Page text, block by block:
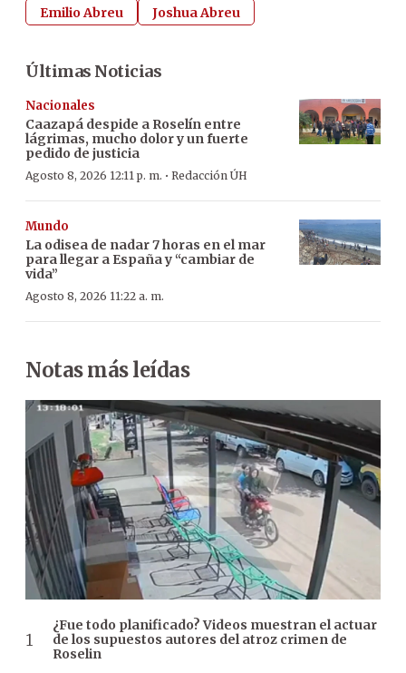
Emilio Abreu Joshua Abreu
Últimas Noticias
Nacionales
Caazapá despide a Roselín entre
lágrimas, mucho dolor y un fuerte
pedido de justicia
Agosto 8, 2026 12:11 p. m. · Redacción ÚH
Mundo
La odisea de nadar 7 horas en el mar
para llegar a España y “cambiar de
vida”
Agosto 8, 2026 11:22 a. m.
Notas más leídas
¿Fue todo planificado? Videos muestran el actuar
de los supuestos autores del atroz crimen de
Roselin